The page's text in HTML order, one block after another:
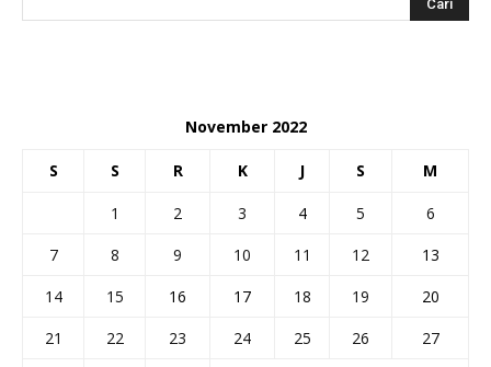
November 2022
S S R K J S M
1 2 3 4 5
6
7
8 9 10 11 12
13
14
15 16 17 18 19
20
21
22 23 24 25 26
27